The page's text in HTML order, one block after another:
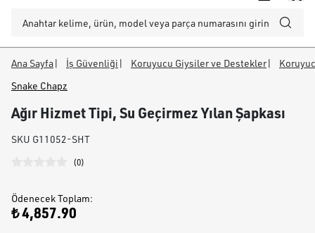
Ana Sayfa| İş Güvenliği | Koruyucu Giysiler ve Destekler|
Snake Chapz
Ağır Hizmet Tipi, Su Geçirmez Yılan Şapkası
SKU G11052-SHT
(0)
Ödenecek Toplam:
₺ 4,857.90